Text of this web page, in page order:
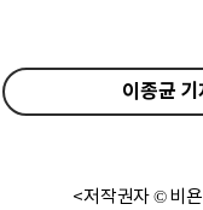
이종균 기
<저작권자 © 비